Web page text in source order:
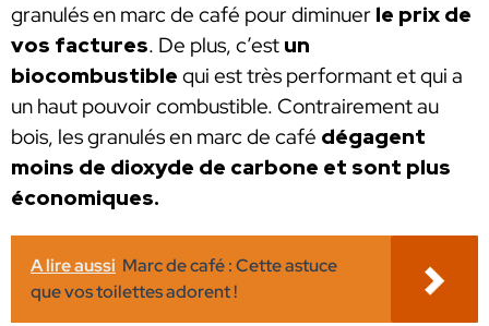
granulés en marc de café pour diminuer le prix de
vos factures. De plus, c’est un
biocombustible qui est très performant et qui a
un haut pouvoir combustible. Contrairement au
bois, les granulés en marc de café dégagent
moins de dioxyde de carbone et sont plus
économiques.
A lire aussi Marc de café : Cette astuce
que vos toilettes adorent !